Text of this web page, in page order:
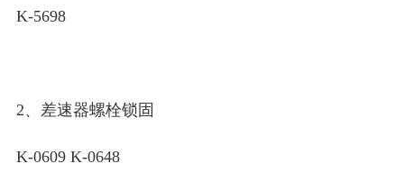
K-5698
2、差速器螺栓锁固
K-0609 K-0648